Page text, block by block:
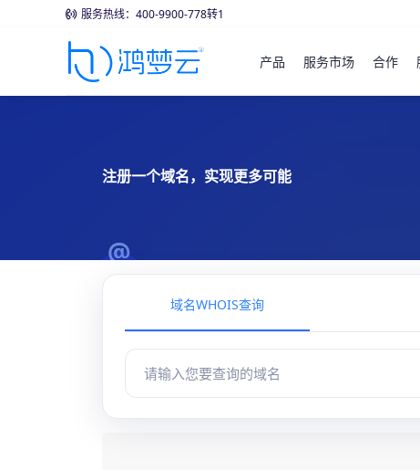
服务热线：400-9900-778转1
产品 服务市场 合作
注册一个域名，实现更多可能
域名WHOIS查询